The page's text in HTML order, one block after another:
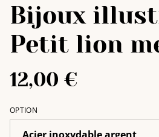
Bijoux
Petit lion
12,00 €
OPTION